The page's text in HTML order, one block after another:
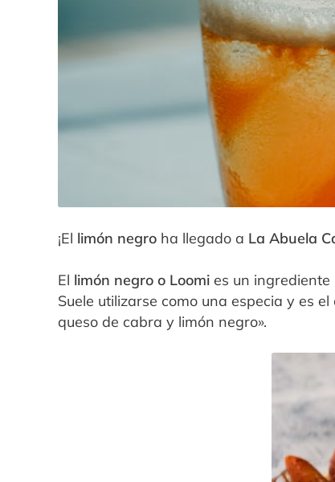
¡El limón negro ha llegado a La Abuela
El limón negro o Loomi es un
Suele utilizarse como una especia y es
queso de cabra y limón negro».